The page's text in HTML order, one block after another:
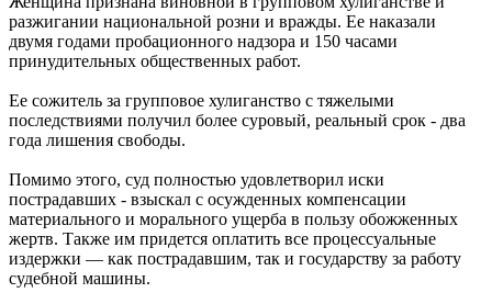
разжигании национальной розни и вражды. Ее наказали
двумя годами пробационного надзора и 150 часами
принудительных общественных работ.
Ее сожитель за групповое хулиганство с тяжелыми
последствиями получил более суровый, реальный срок - два
года лишения свободы.
Помимо этого, суд полностью удовлетворил иски
пострадавших - взыскал с осужденных компенсации
материального и морального ущерба в пользу обожженных
жертв. Также им придется оплатить все процессуальные
издержки — как пострадавшим, так и государству за работу
судебной машины.